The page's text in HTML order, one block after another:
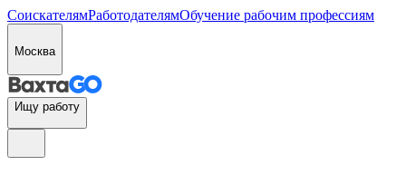
СоискателямРаботодателямОбучение рабочим профессиям
Москва
Ищу работу